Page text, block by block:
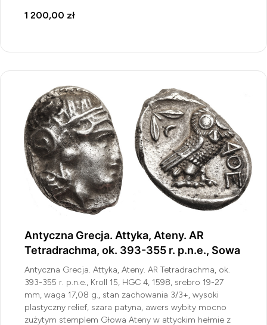
1 200,00 zł
Antyczna Grecja. Attyka, Ateny. AR
Tetradrachma, ok. 393-355 r. p.n.e., Sowa
Antyczna Grecja. Attyka, Ateny. AR Tetradrachma, ok.
393-355 r. p.n.e., Kroll 15, HGC 4, 1598, srebro 19-27
mm, waga 17,08 g., stan zachowania 3/3+, wysoki
plastyczny relief, szara patyna, awers wybity mocno
zużytym stemplem Głowa Ateny w attyckim hełmie z